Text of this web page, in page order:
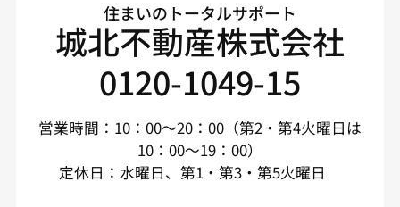
住まいのトータルサポート
城北不動産株式会社
0120-1049-15
営業時間：10：00～20：00（第2・第4火曜日は
10：00～19：00）
定休日：水曜日、第1・第3・第5火曜日